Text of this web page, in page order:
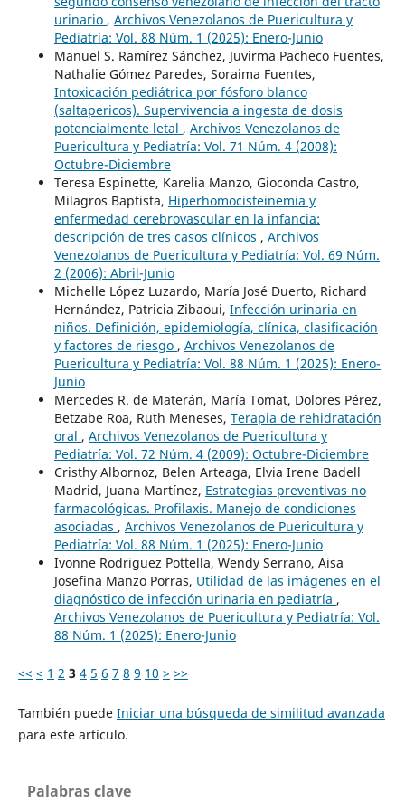
urinario , Archivos Venezolanos de Puericultura y
Pediatría: Vol. 88 Núm. 1 (2025): Enero-Junio
Manuel S. Ramírez Sánchez, Juvirma Pacheco Fuentes,
Nathalie Gómez Paredes, Soraima Fuentes,
Intoxicación pediátrica por fósforo blanco
(saltapericos). Supervivencia a ingesta de dosis
potencialmente letal , Archivos Venezolanos de
Puericultura y Pediatría: Vol. 71 Núm. 4 (2008):
Octubre-Diciembre
Teresa Espinette, Karelia Manzo, Gioconda Castro,
Milagros Baptista, Hiperhomocisteinemia y
enfermedad cerebrovascular en la infancia:
descripción de tres casos clínicos , Archivos
Venezolanos de Puericultura y Pediatría: Vol. 69 Núm.
2 (2006): Abril-Junio
Michelle López Luzardo, María José Duerto, Richard
Hernández, Patricia Zibaoui, Infección urinaria en
niños. Definición, epidemiología, clínica, clasificación
y factores de riesgo , Archivos Venezolanos de
Puericultura y Pediatría: Vol. 88 Núm. 1 (2025): Enero-
Junio
Mercedes R. de Materán, María Tomat, Dolores Pérez,
Betzabe Roa, Ruth Meneses, Terapia de rehidratación
oral , Archivos Venezolanos de Puericultura y
Pediatría: Vol. 72 Núm. 4 (2009): Octubre-Diciembre
Cristhy Albornoz, Belen Arteaga, Elvia Irene Badell
Madrid, Juana Martínez, Estrategias preventivas no
farmacológicas. Profilaxis. Manejo de condiciones
asociadas , Archivos Venezolanos de Puericultura y
Pediatría: Vol. 88 Núm. 1 (2025): Enero-Junio
Ivonne Rodriguez Pottella, Wendy Serrano, Aisa
Josefina Manzo Porras, Utilidad de las imágenes en el
diagnóstico de infección urinaria en pediatría ,
Archivos Venezolanos de Puericultura y Pediatría: Vol.
88 Núm. 1 (2025): Enero-Junio
<< < 1 2 3 4 5 6 7 8 9 10 > >>
También puede Iniciar una búsqueda de similitud avanzada
para este artículo.
Palabras clave